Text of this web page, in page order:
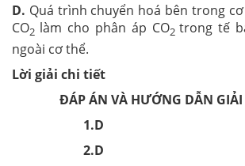
D. Quá trình chuyển hoá bên trong
CO2 làm cho phân áp CO2 trong tế
ngoài cơ thể.
Lời giải chi tiết
ĐÁP ÁN VÀ HƯỚNG DẪN GIẢI
1.D
2.D